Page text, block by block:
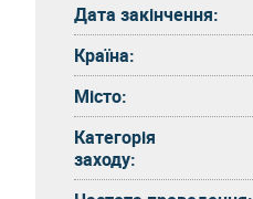
Дата закінчення:
Країна:
Місто:
Категорія
заходу: